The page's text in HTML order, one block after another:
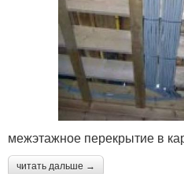
межэтажное перекрытие в
читать дальше →